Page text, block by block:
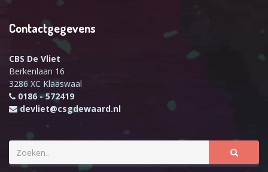
Contactgegevens
CBS De Vliet
Berkenlaan 16
3286 XC Klaaswaal
0186 - 572419
devliet@csgdewaard.nl